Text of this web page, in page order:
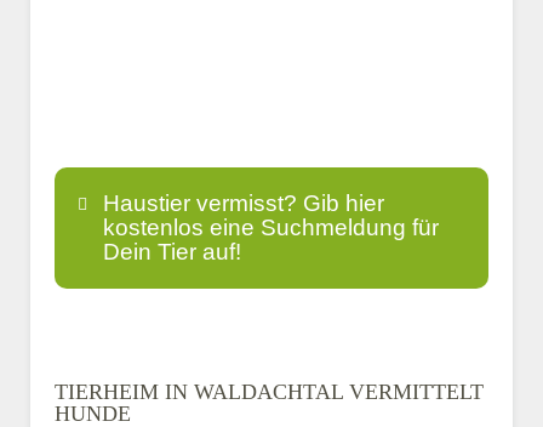
Haustier vermisst? Gib hier
kostenlos eine Suchmeldung für
Dein Tier auf!
TIERHEIM IN WALDACHTAL VERMITTELT
HUNDE